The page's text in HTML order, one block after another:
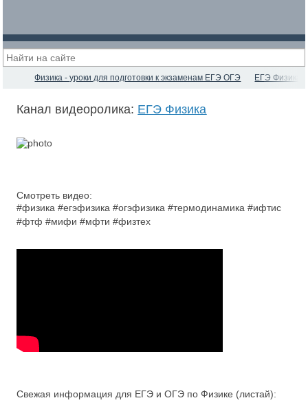
Физика - уроки для подготовки к экзаменам ЕГЭ ОГЭ ЕГЭ Физика
Канал видеоролика: ЕГЭ Физика
Смотреть видео:
#физика #егэфизика #огэфизика #термодинамика #ифтис
#фтф #мифи #мфти #физтех
Свежая информация для ЕГЭ и ОГЭ по Физике (листай):